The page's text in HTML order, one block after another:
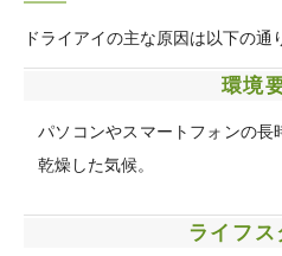
ドライアイの主な原因は以下の通
環境
パソコンやスマートフォンの長
乾燥した気候。
ライフス